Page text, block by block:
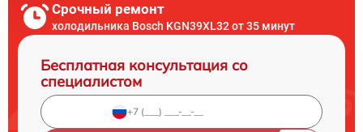
Срочный ремонт
холодильника Bosch KGN39XL32 от 35 минут
Бесплатная консультация со
специалистом